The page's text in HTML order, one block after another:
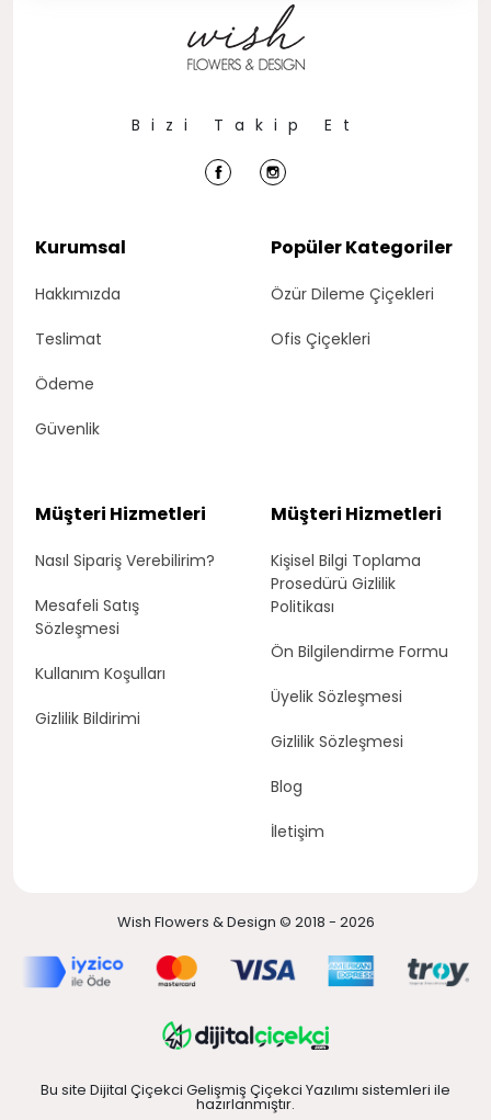
Kurumsal
Hakkımızda
Teslimat
Ödeme
Güvenlik
Popüler Kategoriler
Özür Dileme Çiçekleri
Ofis Çiçekleri
Bizi Takip Et
Müşteri Hizmetleri
Nasıl Sipariş Verebilirim?
Mesafeli Satış
Sözleşmesi
Kullanım Koşulları
Gizlilik Bildirimi
Müşteri Hizmetleri
Kişisel Bilgi Toplama
Prosedürü Gizlilik
Politikası
Ön Bilgilendirme Formu
Üyelik Sözleşmesi
Gizlilik Sözleşmesi
Blog
İletişim
Wish Flowers & Design © 2018 - 2026
Bu site Dijital Çiçekci Gelişmiş Çiçekci Yazılımı sistemleri ile
hazırlanmıştır.